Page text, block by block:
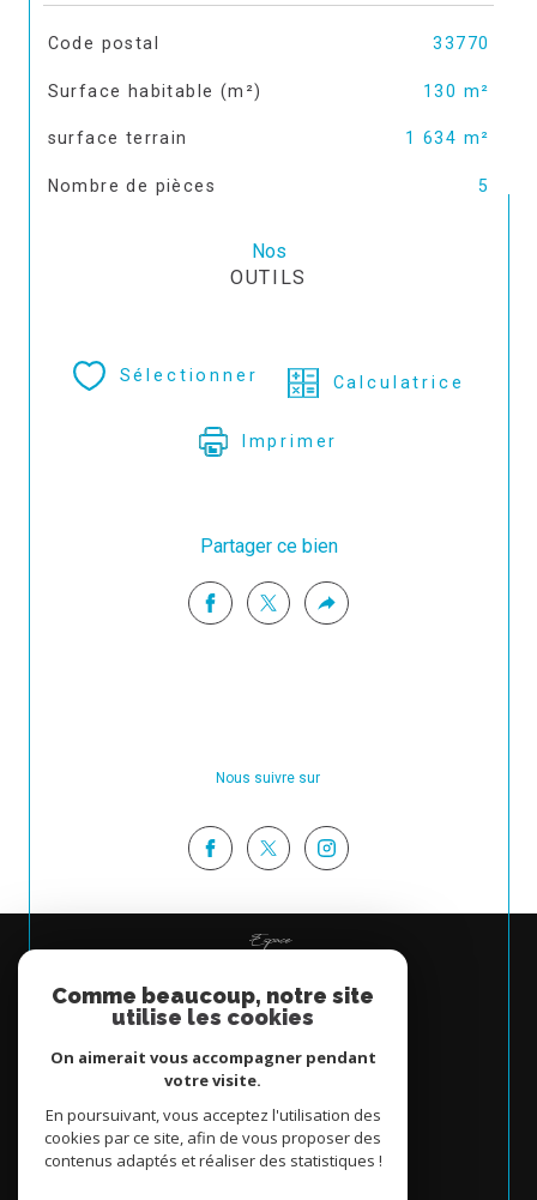
TRAD_SIROCCO_Caracteristique
Code postal 33770
Surface habitable (m²) 130 m²
surface terrain 1 634 m²
Nombre de pièces 5
Nos
OUTILS
Sélectionner Calculatrice
Imprimer
Partager ce bien
Nous suivre sur
Espace
Se connecter
Comme beaucoup, notre site
utilise les cookies
On aimerait vous accompagner pendant
votre visite.
En poursuivant, vous acceptez l'utilisation des
cookies par ce site, afin de vous proposer des
contenus adaptés et réaliser des statistiques !